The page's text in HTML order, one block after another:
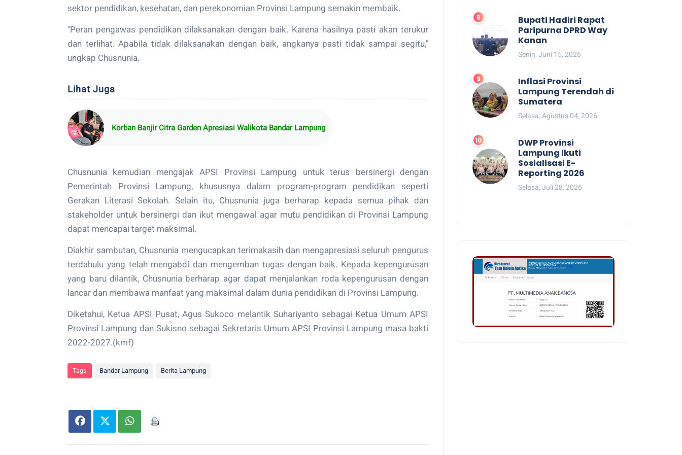
sektor pendidikan, kesehatan, dan perekonomian Provinsi Lampung semakin membaik.
"Peran pengawas pendidikan dilaksanakan dengan baik. Karena hasilnya pasti akan terukur
dan terlihat. Apabila tidak dilaksanakan dengan baik, angkanya pasti tidak sampai segitu,"
ungkap Chusnunia.
Lihat Juga
Korban Banjir Citra Garden Apresiasi Walikota Bandar Lampung
Chusnunia kemudian mengajak APSI Provinsi Lampung untuk terus bersinergi dengan
Pemerintah Provinsi Lampung, khususnya dalam program-program pendidikan seperti
Gerakan Literasi Sekolah. Selain itu, Chusnunia juga berharap kepada semua pihak dan
stakeholder untuk bersinergi dan ikut mengawal agar mutu pendidikan di Provinsi Lampung
dapat mencapai target maksimal.
Diakhir sambutan, Chusnunia mengucapkan terimakasih dan mengapresiasi seluruh pengurus
terdahulu yang telah mengabdi dan mengemban tugas dengan baik. Kepada kepengurusan
yang baru dilantik, Chusnunia berharap agar dapat menjalankan roda kepengurusan dengan
lancar dan membawa manfaat yang maksimal dalam dunia pendidikan di Provinsi Lampung.
Diketahui, Ketua APSI Pusat, Agus Sukoco melantik Suhariyanto sebagai Ketua Umum APSI
Provinsi Lampung dan Sukisno sebagai Sekretaris Umum APSI Provinsi Lampung masa bakti
2022-2027.(kmf)
Tags Bandar Lampung Berita Lampung
Bupati Hadiri Rapat
Paripurna DPRD Way
Kanan
Senin, Juni 15, 2026
Inflasi Provinsi
Lampung Terendah di
Sumatera
Selasa, Agustus 04, 2026
DWP Provinsi
Lampung Ikuti
Sosialisasi E-
Reporting 2026
Selasa, Juli 28, 2026